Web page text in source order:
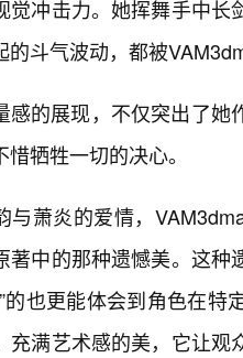
觉冲击力。她挥舞手中
的斗气波动，都被
感的展现，不仅突出了她
牺牲一切的决心。
与萧炎的爱情，
著中的那种遗憾美。这
的也更能体会到角色在
充满艺术感的美，它让